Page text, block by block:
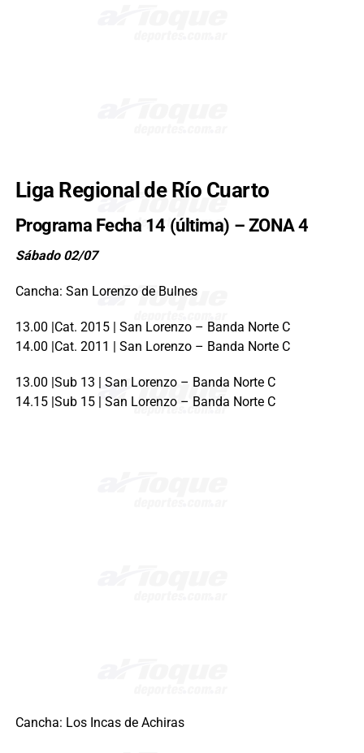
Liga Regional de Río Cuarto
Programa Fecha 14 (última) – ZONA 4
Sábado 02/07
Cancha: San Lorenzo de Bulnes
13.00 |Cat. 2015 | San Lorenzo – Banda Norte C
14.00 |Cat. 2011 | San Lorenzo – Banda Norte C
13.00 |Sub 13 | San Lorenzo – Banda Norte C
14.15 |Sub 15 | San Lorenzo – Banda Norte C
Cancha: Los Incas de Achiras